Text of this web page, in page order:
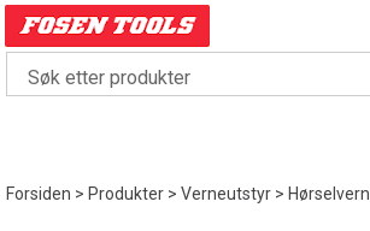
Forsiden>Produkter>Verneutstyr>Hørselvern